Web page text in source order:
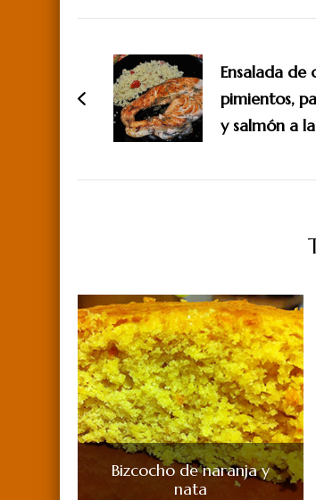
entradas
Ensalada de
pimientos,
y salmón a
Bizcocho de naranja y
nata